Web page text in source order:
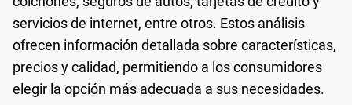
servicios de internet, entre otros. Estos análisis
ofrecen información detallada sobre características,
precios y calidad, permitiendo a los consumidores
elegir la opción más adecuada a sus necesidades.